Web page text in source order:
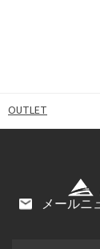
OUTLET
メールニ